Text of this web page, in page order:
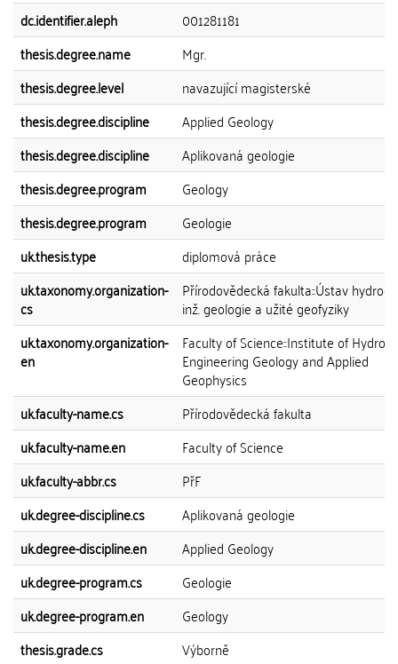
dc.identifier.aleph
001281181
thesis.degree.name
Mgr.
thesis.degree.level
navazující magisterské
thesis.degree.discipline
Applied Geology
thesis.degree.discipline
Aplikovaná geologie
thesis.degree.program
Geology
thesis.degree.program
Geologie
uk.thesis.type
diplomová práce
uk.taxonomy.organization-
cs
Přírodovědecká fakulta::Ústav
inž. geologie a užité geofyziky
uk.taxonomy.organization-
en
Faculty of Science::Institute of
Engineering Geology and Applied
Geophysics
uk.faculty-name.cs
Přírodovědecká fakulta
uk.faculty-name.en
Faculty of Science
uk.faculty-abbr.cs
PřF
uk.degree-discipline.cs
Aplikovaná geologie
uk.degree-discipline.en
Applied Geology
uk.degree-program.cs
Geologie
uk.degree-program.en
Geology
thesis.grade.cs
Výborně